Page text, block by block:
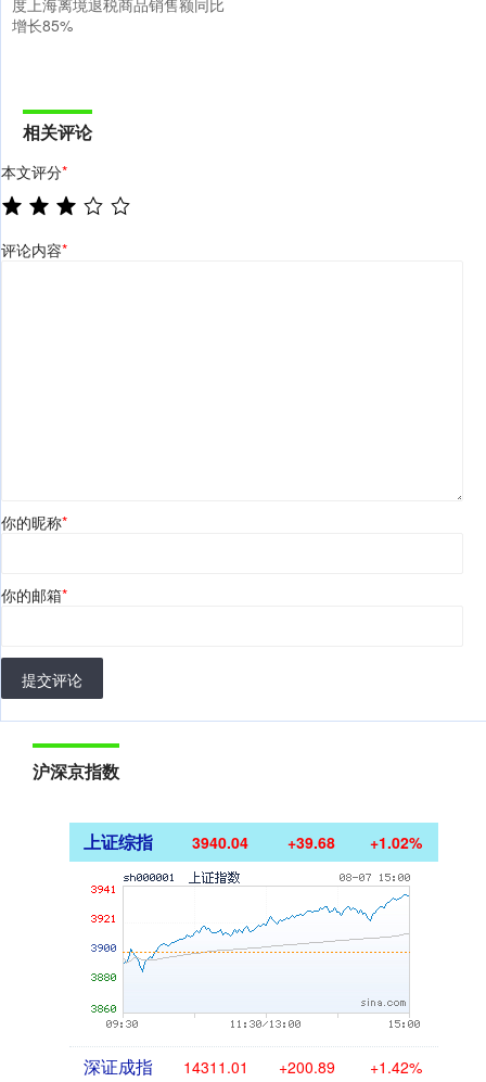
增长85%
相关评论
本文评分*
评论内容*
你的昵称*
你的邮箱*
提交评论
沪深京指数
上证综指 3940.04 +39.68 +1.02%
深证成指 14311.01 +200.89 +1.42%